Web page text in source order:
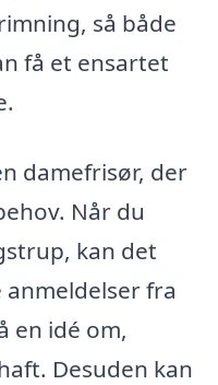
så både
få et ensartet
damefrisør, der
Når du
kan det
fra
en idé om,
Desuden kan